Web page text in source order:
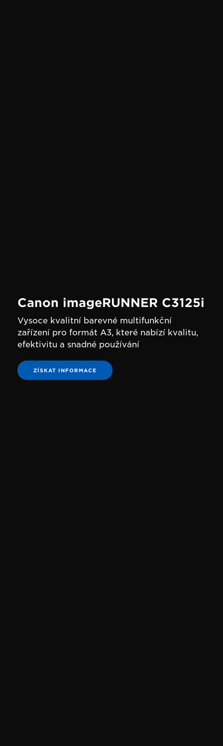
Canon imageRUNNER C3125i
Vysoce kvalitní barevné multifunkční
zařízení pro formát A3, které nabízí kvalitu,
efektivitu a snadné používání
ZÍSKAT INFORMACE